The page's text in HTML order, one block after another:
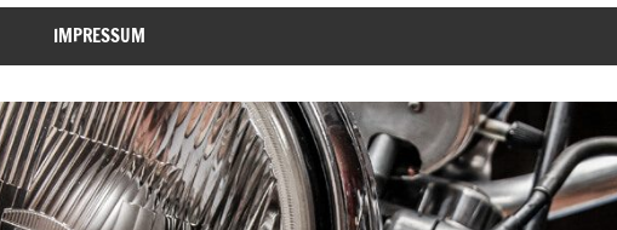
IMPRESSUM